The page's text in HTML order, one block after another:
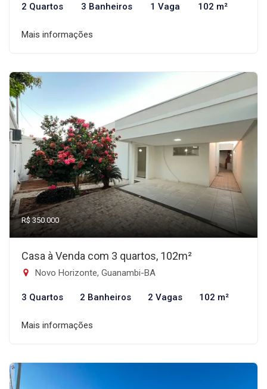
2 Quartos 3 Banheiros 1 Vaga 102 m²
Mais informações
R$ 350.000
Casa à Venda com 3 quartos, 102m²
Novo Horizonte, Guanambi-BA
3 Quartos 2 Banheiros 2 Vagas 102 m²
Mais informações